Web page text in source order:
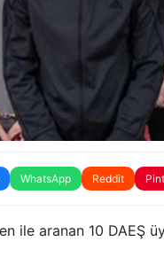
WhatsApp Reddit
ile aranan 10 DAEŞ